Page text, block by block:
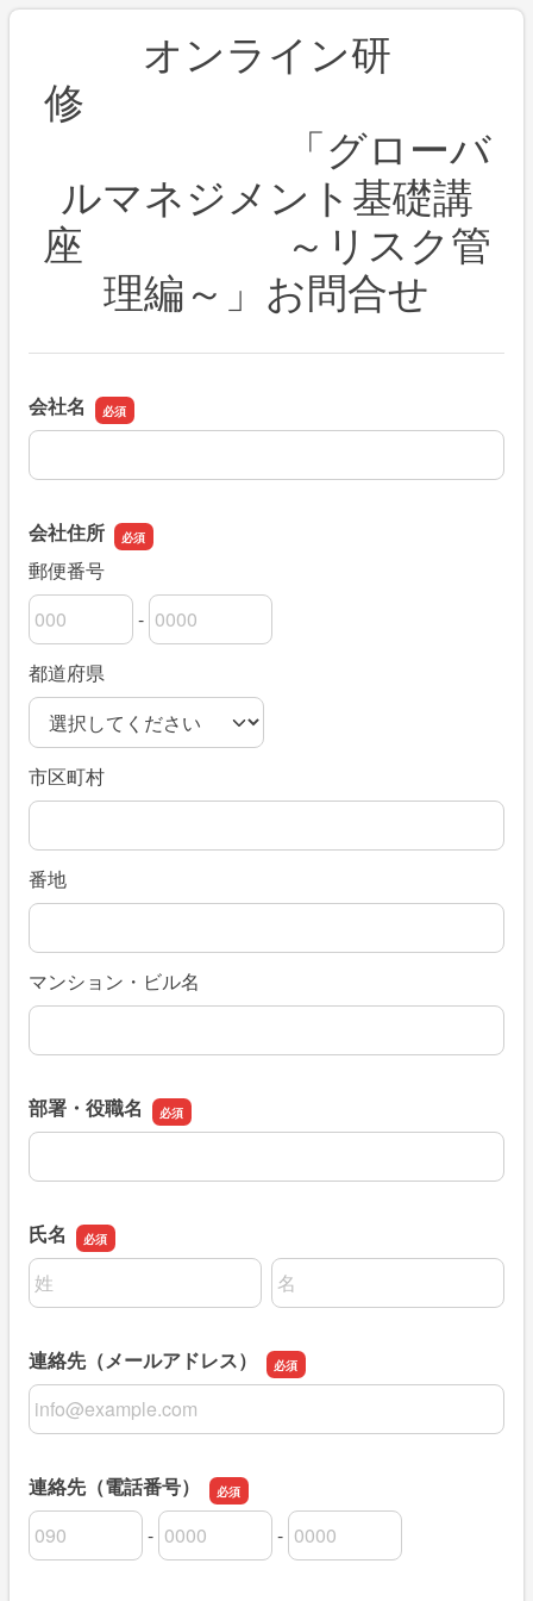
オンライン研
修
「グローバ
ルマネジメント基礎講
座 ～リスク管
理編～」お問合せ
会社名
会社名
会社住所
郵便番号
郵便番号の上3桁
-
郵便番号の下4桁
都道府県
市区町村
番地
マンション・ビル名
部署・役職名
部署・役職名
氏名
名前の姓
名前の名
連絡先（メールアドレス）
連絡先（メールアドレス）
連絡先（電話番号）
連絡先（電話番号）の市外局番
-
連絡先（電話番号）の市内局番
-
連絡先（電話番号）の加入者番号